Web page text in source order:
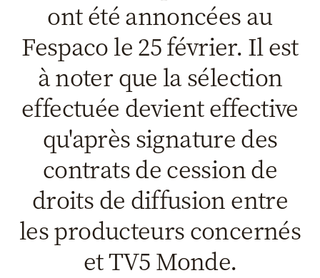
ont été annoncées au
Fespaco le 25 février. Il est
à noter que la sélection
effectuée devient effective
qu'après signature des
contrats de cession de
droits de diffusion entre
les producteurs concernés
et TV5 Monde.